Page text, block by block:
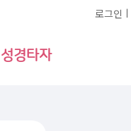
로그인 ㅣ
성경타자